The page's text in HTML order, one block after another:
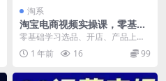
淘系
淘宝电商视频实操课，零基础
开店，引爆流量
零基础学习选品、开店、产品上
架、价格设置、优惠方式选择等如
何操作，单品起爆0-1...
1 年前 16 99